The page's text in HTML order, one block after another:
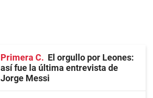
Primera C
El orgullo por Leones:
así fue la última entrevista de
Jorge Messi